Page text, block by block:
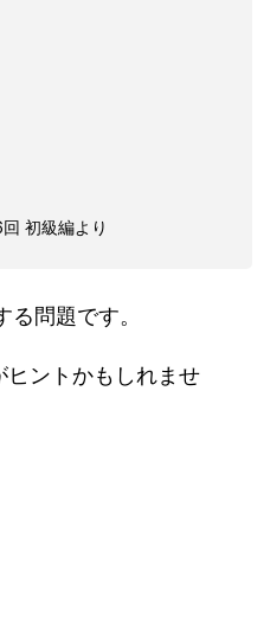
初級編より
問題です。
ヒントかもしれませ